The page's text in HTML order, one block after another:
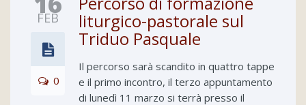
FEB
0
liturgico-pastorale sul
Triduo Pasquale
Il percorso sarà scandito in quattro tappe
e il primo incontro, il terzo appuntamento
di lunedì 11 marzo si terrà presso il